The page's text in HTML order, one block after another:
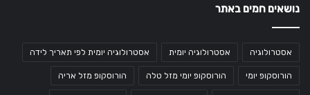
נושאים חמים באתר
אסטרולוגיה אסטרולוגיה יומית אסטרולוגיה יומית לפי תאריך לידה
הורוסקופ יומי הורוסקופ יומי מזל טלה הורוסקופ מזל אריה